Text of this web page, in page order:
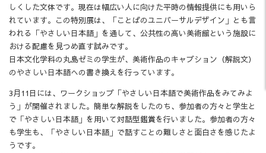
しくした文体です。現在は幅広い人に向けた平時の情報提供にも用いら
れています。この特別展は、「ことばのユニバーサルデザイン」とも言
われる「やさしい日本語」を通して、公共性の高い美術館という施設に
おける配慮を見つめ直す試みです。
日本文化学科の丸島ゼミの学生が、美術作品のキャプション（解説文）
のやさしい日本語への書き換えを行っています。
3月11日には、ワークショップ「やさしい日本語で美術作品をみてみよ
う」が開催されました。簡単な解説をしたのち、参加者の方々と学生と
で「やさしい日本語」を用いて対話型鑑賞を行いました。参加者の方々
も学生も、「やさしい日本語」で話すことの難しさと面白さを感じたよ
うです。